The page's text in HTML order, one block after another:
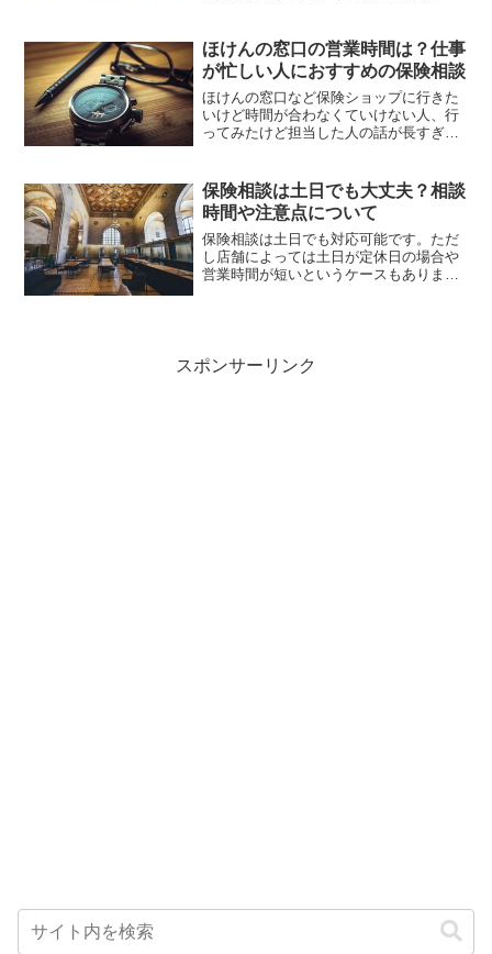
取り扱えるわけではありません。このペ
ージでは火災保険の相談ができる保険シ
ョップや探し方を紹介しています。
ほけんの窓口の営業時間は？仕事
が忙しい人におすすめの保険相談
ほけんの窓口など保険ショップに行きた
いけど時間が合わなくていけない人、行
ってみたけど担当した人の話が長すぎて
保険相談は土日でも大丈夫？相談
時間や注意点について
保険相談は土日でも対応可能です。ただ
し店舗によっては土日が定休日の場合や
営業時間が短いというケースもありま
スポンサーリンク